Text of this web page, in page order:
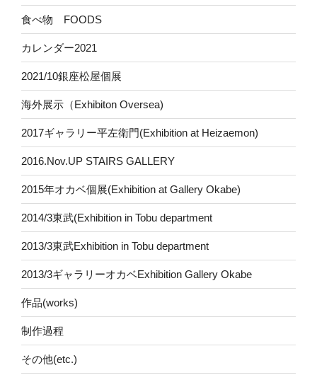
食べ物 FOODS
カレンダー2021
2021/10銀座松屋個展
海外展示（Exhibiton Oversea)
2017ギャラリー平左衛門(Exhibition at Heizaemon)
2016.Nov.UP STAIRS GALLERY
2015年オカベ個展(Exhibition at Gallery Okabe)
2014/3東武(Exhibition in Tobu department
2013/3東武Exhibition in Tobu department
2013/3ギャラリーオカベExhibition Gallery Okabe
作品(works)
制作過程
その他(etc.)